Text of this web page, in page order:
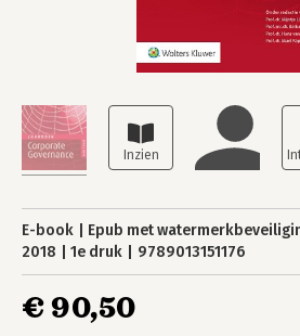
E-book Epub met
2018
1e druk 9789013151176
€ 90,50